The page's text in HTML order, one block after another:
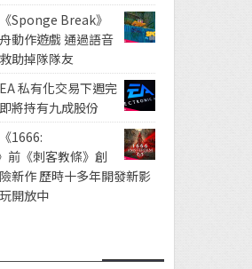
Sponge Break》
動作遊戲 通過語音
助掉隊隊友
私有化交易下週完
將持有九成股份
1666:
《刺客教條》創
新作 歷時十多年開發新影
開放中